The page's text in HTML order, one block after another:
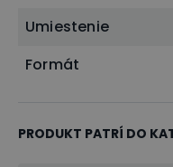
Umiestenie
Formát
PRODUKT PATRÍ DO